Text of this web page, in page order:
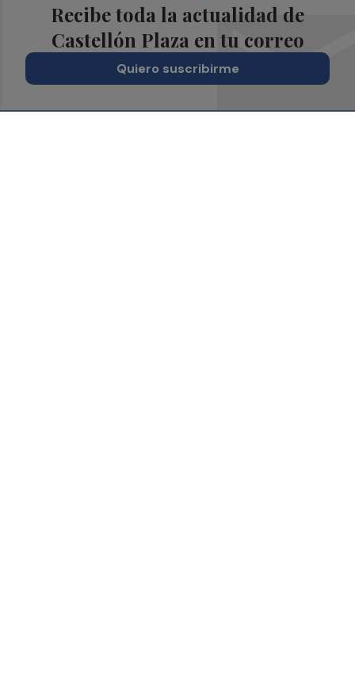
Recibe toda la actualidad de
Castellón Plaza en tu correo
Quiero suscribirme